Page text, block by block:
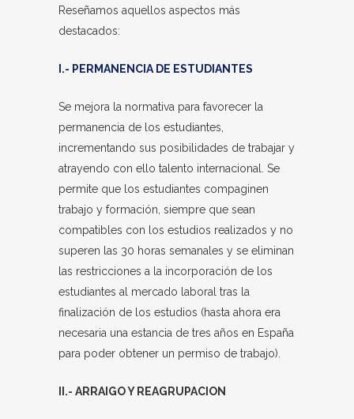
Reseñamos aquellos aspectos más
destacados:
I.- PERMANENCIA DE ESTUDIANTES
Se mejora la normativa para favorecer la
permanencia de los estudiantes,
incrementando sus posibilidades de trabajar y
atrayendo con ello talento internacional. Se
permite que los estudiantes compaginen
trabajo y formación, siempre que sean
compatibles con los estudios realizados y no
superen las 30 horas semanales y se eliminan
las restricciones a la incorporación de los
estudiantes al mercado laboral tras la
finalización de los estudios (hasta ahora era
necesaria una estancia de tres años en España
para poder obtener un permiso de trabajo).
II.- ARRAIGO Y REAGRUPACION